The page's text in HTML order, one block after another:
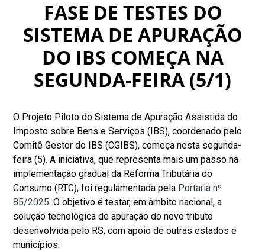
FASE DE TESTES DO
SISTEMA DE APURAÇÃO
DO IBS COMEÇA NA
SEGUNDA-FEIRA (5/1)
O Projeto Piloto do Sistema de Apuração Assistida do
Imposto sobre Bens e Serviços (IBS), coordenado pelo
Comitê Gestor do IBS (CGIBS), começa nesta segunda-
feira (5). A iniciativa, que representa mais um passo na
implementação gradual da Reforma Tributária do
Consumo (RTC), foi regulamentada pela Portaria nº
85/2025. O objetivo é testar, em âmbito nacional, a
solução tecnológica de apuração do novo tributo
desenvolvida pelo RS, com apoio de outras estados e
municípios.